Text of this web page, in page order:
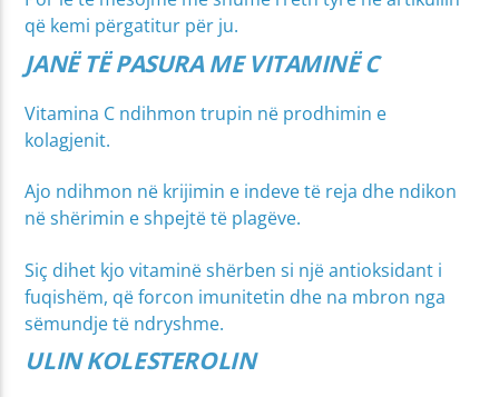
që kemi përgatitur për ju.
JANË TË PASURA ME VITAMINË C
Vitamina C ndihmon trupin në prodhimin e
kolagjenit.
Ajo ndihmon në krijimin e indeve të reja dhe ndikon
në shërimin e shpejtë të plagëve.
Siç dihet kjo vitaminë shërben si një antioksidant i
fuqishëm, që forcon imunitetin dhe na mbron nga
sëmundje të ndryshme.
ULIN KOLESTEROLIN